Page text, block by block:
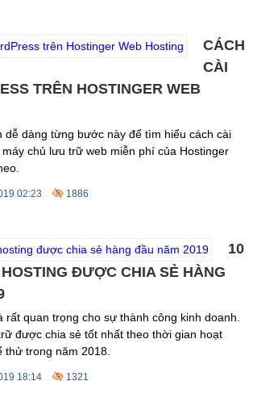
CÁCH
CÀI
TRÊN HOSTINGER WEB
dễ dàng từng bước này để tìm hiểu cách cài
chủ lưu trữ web miễn phí của Hostinger
02:23 1886
10
ĐƯỢC CHIA SẺ HÀNG
rất quan trọng cho sự thành công kinh doanh.
được chia sẻ tốt nhất theo thời gian hoạt
thử trong năm 2018.
18:14 1321